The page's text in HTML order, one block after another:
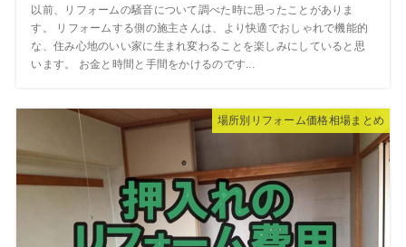
以前、リフォームの騒音について調べた時に思ったことがありま
す。 リフォームする側の施主さんは、より快適でおしゃれで機能的
な、住み心地のいい家に生まれ変わることを楽しみにしていると思
います。 お金と時間と手間をかけるのです...
場所別リフォーム価格相場まとめ